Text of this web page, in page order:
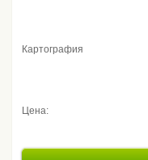
Картография
Цена: